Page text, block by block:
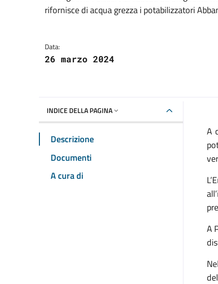
rifornisce di acqua grezza i potabilizzatori
Data:
26 marzo 2024
INDICE DELLA PAGINA
Descrizione
Documenti
A cura di
A
A